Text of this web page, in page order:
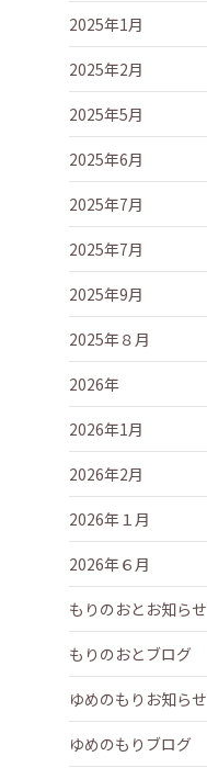
2025年1月
2025年2月
2025年5月
2025年6月
2025年7月
2025年7月
2025年9月
2025年８月
2026年
2026年1月
2026年2月
2026年１月
2026年６月
もりのおとお知らせ
もりのおとブログ
ゆめのもりお知らせ
ゆめのもりブログ